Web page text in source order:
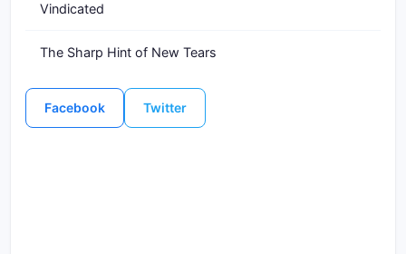
Vindicated
The Sharp Hint of New Tears
Facebook Twitter